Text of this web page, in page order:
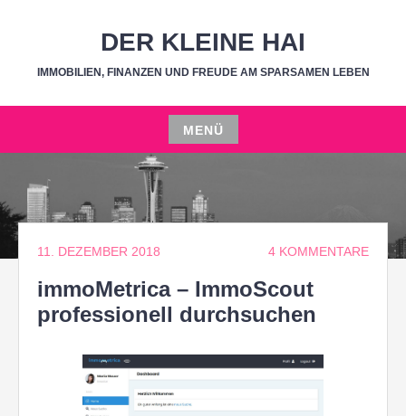
DER KLEINE HAI
IMMOBILIEN, FINANZEN UND FREUDE AM SPARSAMEN LEBEN
MENÜ
Zum
springen
11. DEZEMBER 2018 4 KOMMENTARE
immoMetrica – ImmoScout
professionell durchsuchen